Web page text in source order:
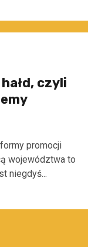
czyli
promocji
województwa to
niegdyś...